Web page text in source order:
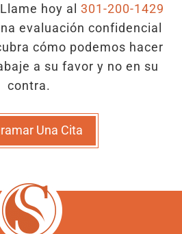
hoy al 301-200-1429
evaluación confidencial
cómo podemos hacer
a su favor y no en su
contra.
Una Cita